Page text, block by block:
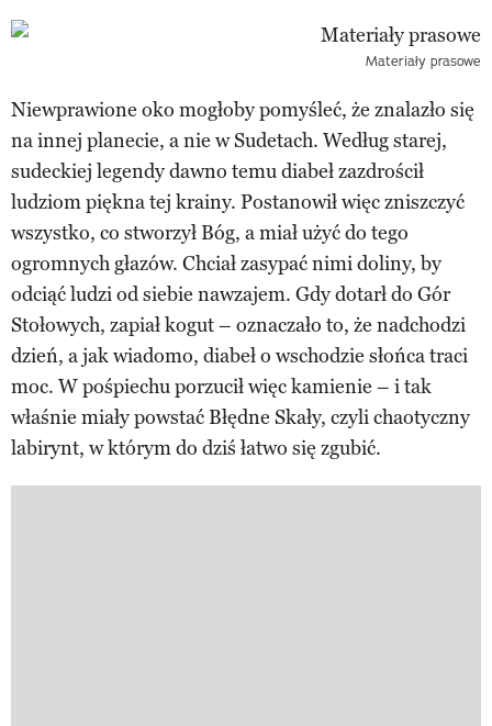
Materiały prasowe
Niewprawione oko mogłoby pomyśleć, że znalazło się
na innej planecie, a nie w Sudetach. Według starej,
sudeckiej legendy dawno temu diabeł zazdrościł
ludziom piękna tej krainy. Postanowił więc zniszczyć
wszystko, co stworzył Bóg, a miał użyć do tego
ogromnych głazów. Chciał zasypać nimi doliny, by
odciąć ludzi od siebie nawzajem. Gdy dotarł do Gór
Stołowych, zapiał kogut – oznaczało to, że nadchodzi
dzień, a jak wiadomo, diabeł o wschodzie słońca traci
moc. W pośpiechu porzucił więc kamienie – i tak
właśnie miały powstać Błędne Skały, czyli chaotyczny
labirynt, w którym do dziś łatwo się zgubić.